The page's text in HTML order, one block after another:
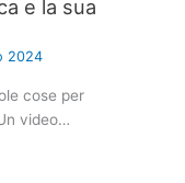
e la sua
2024
cose per
video…